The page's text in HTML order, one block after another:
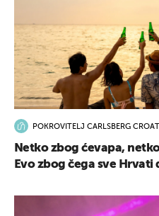
POKROVITELJ CARLSBERG
Netko zbog ćevapa,
Evo zbog čega sve